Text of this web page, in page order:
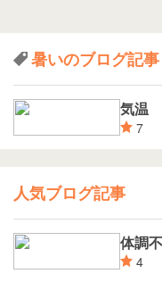
暑いのブログ記事
気温
7
人気ブログ記事
体調
4